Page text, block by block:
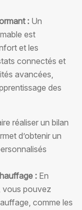
: Un
est
et les
connectés et
avancées,
des
réaliser un bilan
d’obtenir un
: En
vous pouvez
comme les